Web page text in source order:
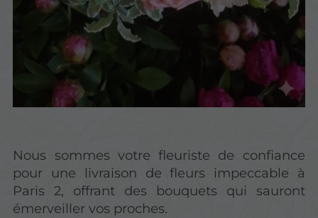
Nous sommes votre fleuriste de confiance
pour une livraison de fleurs impeccable à
Paris 2, offrant des bouquets qui sauront
émerveiller vos proches.